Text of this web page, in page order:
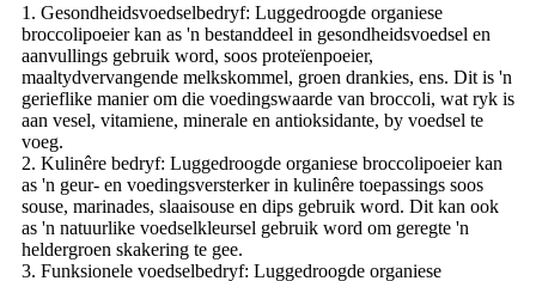
1. Gesondheidsvoedselbedryf: Luggedroogde organiese
broccolipoeier kan as 'n bestanddeel in gesondheidsvoedsel en
aanvullings gebruik word, soos proteïenpoeier,
maaltydvervangende melkskommel, groen drankies, ens. Dit is 'n
gerieflike manier om die voedingswaarde van broccoli, wat ryk is
aan vesel, vitamiene, minerale en antioksidante, by voedsel te
voeg.
2. Kulinêre bedryf: Luggedroogde organiese broccolipoeier kan
as 'n geur- en voedingsversterker in kulinêre toepassings soos
souse, marinades, slaaisouse en dips gebruik word. Dit kan ook
as 'n natuurlike voedselkleursel gebruik word om geregte 'n
heldergroen skakering te gee.
3. Funksionele voedselbedryf: Luggedroogde organiese